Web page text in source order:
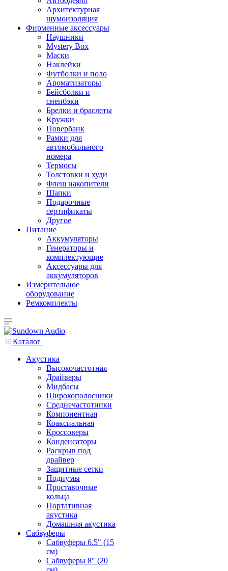
Архитектурная
шумоизоляция
Фирменные аксессуары
Наушники
Mystery Box
Маски
Наклейки
Футболки и поло
Ароматизаторы
Бейсболки и
снепбэки
Брелки и браслеты
Кружки
Повербанк
Рамки для
автомобильного
номера
Термосы
Толстовки и худи
Флеш накопители
Шапки
Подарочные
сертификаты
Другое
Питание
Аккумуляторы
Генераторы и
комплектующие
Аксессуары для
аккумуляторов
Измерительное
оборудование
Ремкомплекты
Каталог
Акустика
Высокочастотная
Драйверы
Мидбасы
Широкополосники
Среднечастотники
Компонентная
Коаксиальная
Кроссоверы
Конденсаторы
Раскрыв под
драйвер
Защитные сетки
Подиумы
Проставочные
кольца
Портативная
акустика
Домашняя акустика
Сабвуферы
Сабвуферы 6.5" (15
см)
Сабвуферы 8" (20